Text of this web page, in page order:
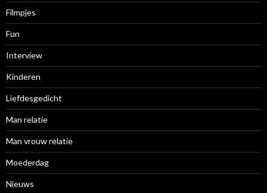
Filmpjes
Fun
Interview
Kinderen
Liefdesgedicht
Man relatie
Man vrouw relatie
Moederdag
Nieuws